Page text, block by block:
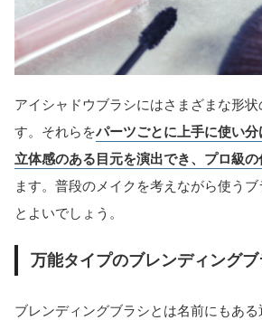
アイシャドウブラシにはさまざまな形状
す。それらをパーツごとに上手に使い分
立体感のある目元を演出でき、プロ級
ます。普段のメイクを考えながら使う
とよいでしょう。
万能タイプのブレンディングブ
ブレンディングブラシとは名前にもある